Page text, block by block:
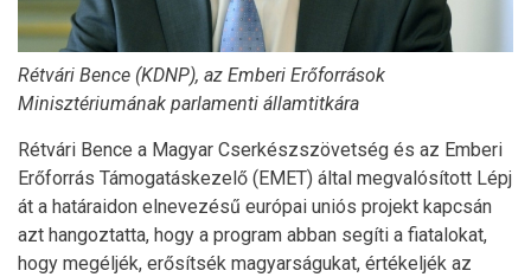
Rétvári Bence (KDNP), az Emberi Erőforrások
Minisztériumának parlamenti államtitkára
Rétvári Bence a Magyar Cserkészszövetség és az Emberi
Erőforrás Támogatáskezelő (EMET) által megvalósított Lépj
át a határaidon elnevezésű európai uniós projekt kapcsán
azt hangoztatta, hogy a program abban segíti a fiatalokat,
hogy megéljék, erősítsék magyarságukat, értékeljék az